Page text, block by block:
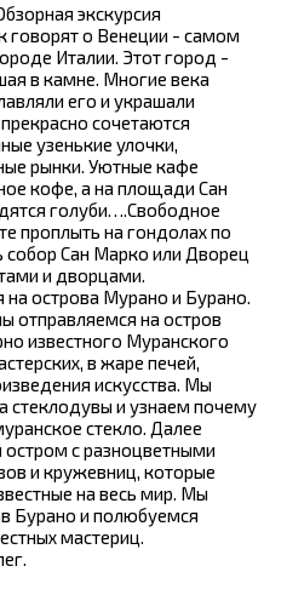
экскурсия
говорят о Венеции - самом
Италии. Этот город -
в камне. Многие века
его и украшали
сочетаются
узенькие улочки,
рынки. Уютные кафе
кофе, а на площади Сан
голуби….Свободное
проплыть на гондолах по
собор Сан Марко или Дворец
и дворцами.
на острова Мурано и Бурано.
отправляемся на остров
известного Муранского
в жаре печей,
искусства. Мы
стеклодувы и узнаем почему
стекло. Далее
с разноцветными
и кружевниц, которые
на весь мир. Мы
Бурано и полюбуемся
мастериц.